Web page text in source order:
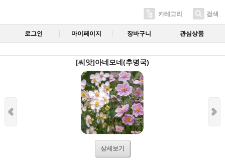
카테고리 검색
로그인 마이페이지 장바구니 관심상품
[씨앗]아네모네(추명국)
상세보기